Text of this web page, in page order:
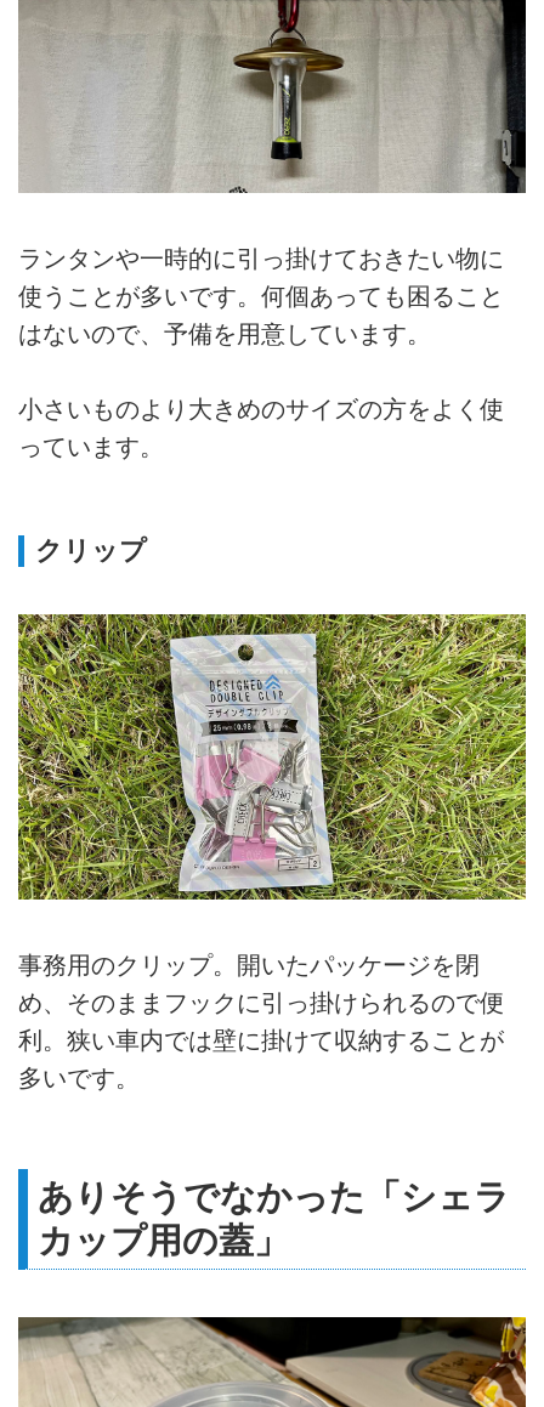
ランタンや一時的に引っ掛けておきたい物に
使うことが多いです。何個あっても困ること
はないので、予備を用意しています。
小さいものより大きめのサイズの方をよく使
っています。
クリップ
事務用のクリップ。開いたパッケージを閉
め、そのままフックに引っ掛けられるので便
利。狭い車内では壁に掛けて収納することが
多いです。
ありそうでなかった「シェラ
カップ用の蓋」